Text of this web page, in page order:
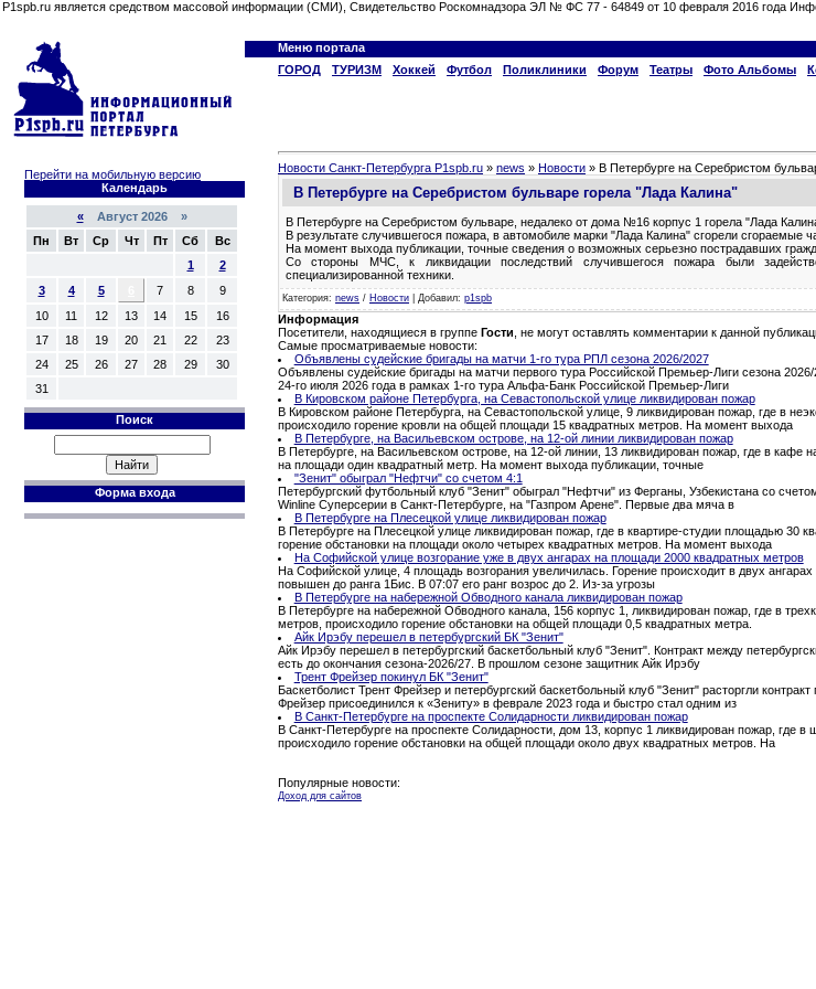
P1spb.ru является средством массовой информации (СМИ), Свидетельство Роскомнадзора ЭЛ № ФС 77 - 64849 от 10 февраля 2016 года
Меню портала
ГОРОД
ТУРИЗМ Хоккей Футбол Поликлиники Форум Театры Фото Альбомы
Перейти на мобильную версию
Календарь
«Август 2026 »
Пн
Вт Ср Чт Пт Сб
Вс
1
2
3
4 5 7 8
9
10
11 12 13 14 15
16
17
18 19 20 21 22
23
24
25 26 27 28 29
30
31
Поиск
Форма входа
Новости Санкт-Петербурга P1spb.ru » news » Новости » В Петербурге на Серебристом
В Петербурге на Серебристом бульваре горела "Лада Калина"
В Петербурге на Серебристом бульваре, недалеко от дома №16 корпус 1 горела "Лада
В результате случившегося пожара, в автомобиле марки "Лада Калина" сгорели сгораемые
На момент выхода публикации, точные сведения о возможных серьезно пострадавших
Со стороны МЧС, к ликвидации последствий случившегося пожара были
специализированной техники.
Категория: news / Новости Добавил: p1spb
Информация
Посетители, находящиеся в группе Гости , не могут оставлять комментарии к данной
Самые просматриваемые новости:
Объявлены судейские бригады на матчи 1-го тура РПЛ сезона 2026/2027
Объявлены судейские бригады на матчи первого тура Российской Премьер-Лиги сезона
24-го июля 2026 года в рамках 1-го тура Альфа-Банк Российской Премьер-Лиги
В Кировском районе Петербурга, на Севастопольской улице ликвидирован пожар
В Кировском районе Петербурга, на Севастопольской улице, 9 ликвидирован пожар, где в
происходило горение кровли на общей площади 15 квадратных метров. На момент выхода
В Петербурге, на Васильевском острове, на 12-ой линии ликвидирован пожар
В Петербурге, на Васильевском острове, на 12-ой линии, 13 ликвидирован пожар, где в кафе
на площади один квадратный метр. На момент выхода публикации, точные
"Зенит" обыграл "Нефтчи" со счетом 4:1
Петербургский футбольный клуб "Зенит" обыграл "Нефтчи" из Ферганы, Узбекистана со
Winline Суперсерии в Санкт-Петербурге, на "Газпром Арене". Первые два мяча в
В Петербурге на Плесецкой улице ликвидирован пожар
В Петербурге на Плесецкой улице ликвидирован пожар, где в квартире-студии площадью 30
горение обстановки на площади около четырех квадратных метров. На момент выхода
На Софийской улице возгорание уже в двух ангарах на площади 2000 квадратных метров
На Софийской улице, 4 площадь возгорания увеличилась. Горение происходит в двух
повышен до ранга 1Бис. В 07:07 его ранг возрос до 2. Из-за угрозы
В Петербурге на набережной Обводного канала ликвидирован пожар
В Петербурге на набережной Обводного канала, 156 корпус 1, ликвидирован пожар, где в
метров, происходило горение обстановки на общей площади 0,5 квадратных метра.
Айк Ирэбу перешел в петербургский БК "Зенит"
Айк Ирэбу перешел в петербургский баскетбольный клуб "Зенит". Контракт между
есть до окончания сезона-2026/27. В прошлом сезоне защитник Айк Ирэбу
Трент Фрейзер покинул БК "Зенит"
Баскетболист Трент Фрейзер и петербургский баскетбольный клуб "Зенит" расторгли
Фрейзер присоединился к «Зениту» в феврале 2023 года и быстро стал одним из
В Санкт-Петербурге на проспекте Солидарности ликвидирован пожар
В Санкт-Петербурге на проспекте Солидарности, дом 13, корпус 1 ликвидирован пожар, где
происходило горение обстановки на общей площади около двух квадратных метров. На
Популярные новости:
Доход для сайтов